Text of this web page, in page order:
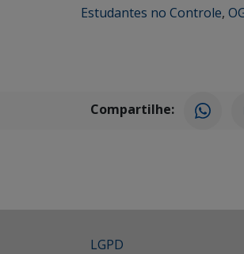
Estudantes no Controle,
Compartilhe:
LGPD